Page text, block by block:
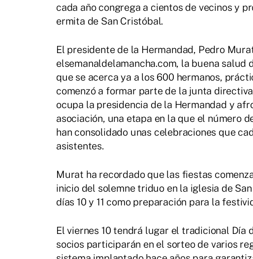
cada año congrega a cientos de vecinos y
ermita de San Cristóbal.
El presidente de la Hermandad, Pedro
elsemanaldelamancha.com, la buena
que se acerca ya a los 600 hermanos,
comenzó a formar parte de la junta
ocupa la presidencia de la Hermandad y
asociación, una etapa en la que el número
han consolidado unas celebraciones que
asistentes.
Murat ha recordado que las fiestas
inicio del solemne triduo en la iglesia de
días 10 y 11 como preparación para la
El viernes 10 tendrá lugar el tradicional Día
socios participarán en el sorteo de varios